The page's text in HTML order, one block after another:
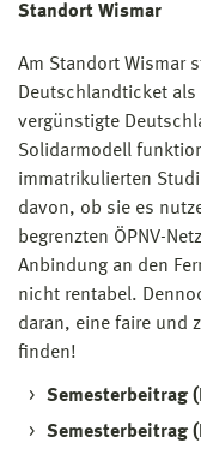
Standort Wismar
Am Standort Wismar
Deutschlandticket als
vergünstigte
Solidarmodell
immatrikulierten
davon, ob sie es
begrenzten ÖPNV-
Anbindung an den
nicht rentabel.
daran, eine faire und
finden!
Semesterbeitrag
Semesterbeitrag